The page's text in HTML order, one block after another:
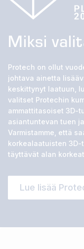
Miksi
Protech on ollut
johtava ainetta
keskittynyt laatuun,
valitset Protechin
ammattitasoiset 3D-
asiantuntevan tuen
Varmistamme, että
korkealaatuisten
täyttävät alan
Lue lisää